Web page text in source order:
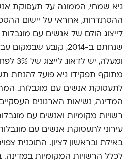
גיא שמחי, הממונה על תעסוקת
ההסתדרות, אחראי על יישום
לייצוג הולם של אנשים עם
ומעלה,
מתוקף תפקידו גיא פועל להנחת
לתעסוקת אנשים עם מוגבלות.
המדינה, נשיאות הארגונים
רשויות מקומיות ואנשים עם
עירוני לתעסוקת אנשים עם
באילת ובראשון לציון. התוכנית
לכלל הרשויות המקומיות במדינה.